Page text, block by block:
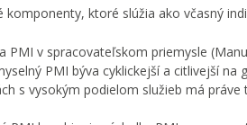
komponenty, ktoré slúžia ako včasný
PMI v spracovateľskom priemysle
PMI býva cyklickejší a citlivejší
s vysokým podielom služieb má